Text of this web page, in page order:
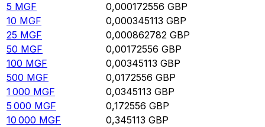
5 MGF 0,000172556 GBP
10 MGF 0,000345113 GBP
25 MGF 0,000862782 GBP
50 MGF 0,00172556 GBP
100 MGF 0,00345113 GBP
500 MGF 0,0172556 GBP
1 000 MGF 0,0345113 GBP
5 000 MGF 0,172556 GBP
10 000 MGF 0,345113 GBP